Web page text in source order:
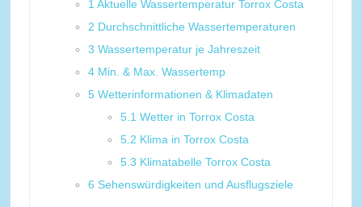
1 Aktuelle Wassertemperatur Torrox Costa
2 Durchschnittliche Wassertemperaturen
3 Wassertemperatur je Jahreszeit
4 Min. & Max. Wassertemp
5 Wetterinformationen & Klimadaten
5.1 Wetter in Torrox Costa
5.2 Klima in Torrox Costa
5.3 Klimatabelle Torrox Costa
6 Sehenswürdigkeiten und Ausflugsziele